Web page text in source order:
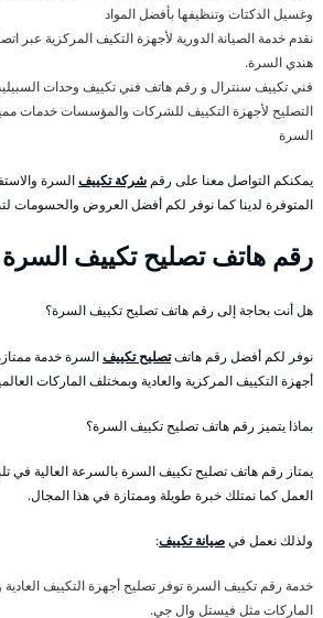
وغسيل الدكتات وتنظيفها بأفضل المواد
نقدم خدمة الصيانة الدورية لأجهزة التكيف المركزية عبر
هندي السرة.
فني تكييف سنترال و رقم هاتف فني تكييف وحدات
التصليح لأجهزة التكييف للشركات والمؤسسات خدمات
السرة
يمكنكم التواصل معنا على رقم شركة تكييفالسرة
المتوفرة لدينا كما نوفر لكم أفضل العروض والحسومات
رقم هاتف تصليح تكييف السرة
هل أنت بحاجة إلى رقم هاتف تصليح تكييف السرة؟
نوفر لكم أفضل رقم هاتفتصليح تكييفالسرة خدمة
أجهزة التكييف المركزية والعادية وبمختلف الماركات
بماذا يتميز رقم هاتف تصليح تكييف السرة؟
يمتاز رقم هاتف تصليح تكييف السرة بالسرعة العالية في
العمل كما نمتلك خبرة طويلة وممتازة في هذا المجال.
ولذلك نعمل فيصيانة تكييف:
خدمة رقم تكييف السرة توفر تصليح أجهزة التكييف
الماركات مثل فيستل وال جي.